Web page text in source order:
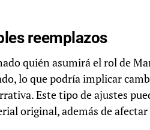
reemplazos
quién asumirá el rol de
lo que podría implicar
Este tipo de ajustes
original, además de